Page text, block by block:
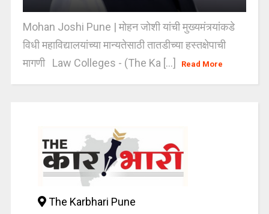
Mohan Joshi Pune | मोहन जोशी यांची मुख्यमंत्र्यांकडे
विधी महाविद्यालयांच्या मान्यतेसाठी तातडीच्या हस्तक्षेपाची
मागणी Law Colleges - (The Ka [...]
Read More
The Karbhari Pune